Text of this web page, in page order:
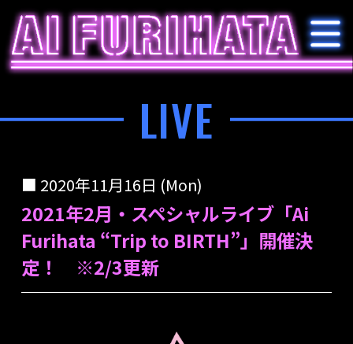
LIVE
2020年11月16日 (Mon)
2021年2月・スペシャルライブ「Ai
Furihata “Trip to BIRTH”」開催決
定！ ※2/3更新